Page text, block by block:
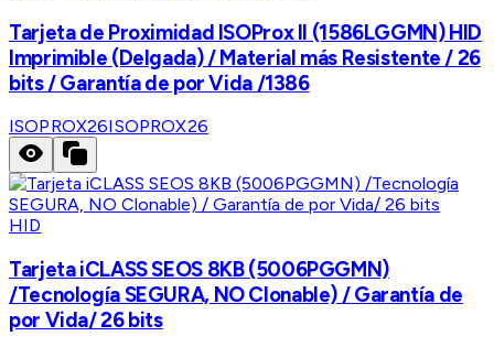
Tarjeta de Proximidad ISOProx II (1586LGGMN) HID
Imprimible (Delgada) / Material más Resistente / 26
bits / Garantía de por Vida /1386
ISOPROX26ISOPROX26
HID
Tarjeta iCLASS SEOS 8KB (5006PGGMN)
/Tecnología SEGURA, NO Clonable) / Garantía de
por Vida/ 26 bits